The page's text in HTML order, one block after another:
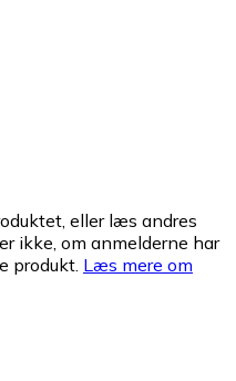
eller læs andres
ikke, om anmelderne har
produkt. Læs mere om